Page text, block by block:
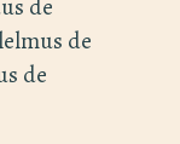
de
de
de